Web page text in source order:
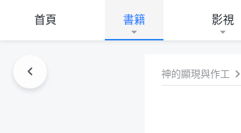
首頁 書籍 影視
神的顯現與作工